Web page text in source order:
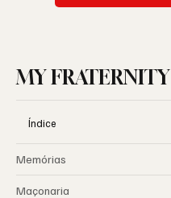
MY FRATERNITY
Índice
Memórias
Maçonaria